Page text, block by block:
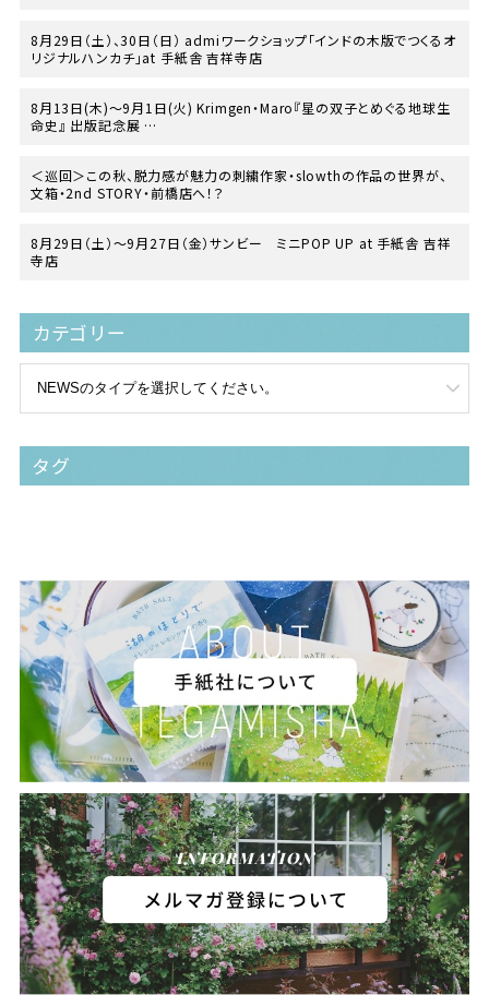
8月29日（土）、30日（日） admiワークショップ「インドの木版でつくるオ
リジナルハンカチ」at 手紙舎 吉祥寺店
8月13日(木)〜9月1日(火) Krimgen・Maro『星の双子とめぐる地球生
命史』 出版記念展
＜巡回＞この秋、脱力感が魅力の刺繍作家・slowthの作品の世界が、
文箱・2nd STORY・前橋店へ！？
8月29日（土）〜9月27日（金）サンビー ミニPOP UP at 手紙舎 吉祥
寺店
カテゴリー
タグ